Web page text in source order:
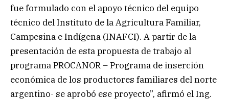
fue formulado con el apoyo técnico del equipo
técnico del Instituto de la Agricultura Familiar,
Campesina e Indígena (INAFCI). A partir de la
presentación de esta propuesta de trabajo al
programa PROCANOR – Programa de inserción
económica de los productores familiares del norte
argentino- se aprobó ese proyecto”, afirmó el Ing.